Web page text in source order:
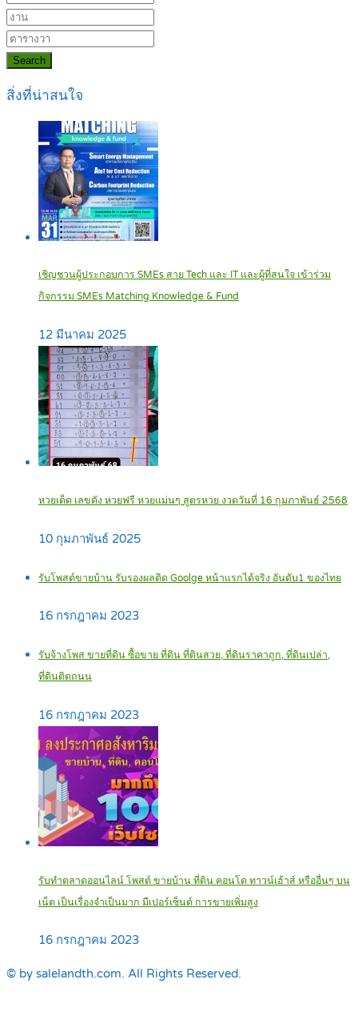
Search
สิ่งที่น่าสนใจ
เชิญชวนผู้ประกอบการ SMEs สาย Tech และ IT และผู้ที่สนใจ เข้าร่วม
กิจกรรม SMEs Matching Knowledge & Fund
12 มีนาคม 2025
หวยเด็ด เลขดัง หวยฟรี หวยแม่นๆ สูตรหวย งวดวันที่ 16 กุมภาพันธ์ 2568
10 กุมภาพันธ์ 2025
รับโพสต์ขายบ้าน รับรองผลติด Goolge หน้าแรกได้จริง อันดับ1 ของไทย
16 กรกฎาคม 2023
รับจ้างโพส ขายที่ดิน ซื้อขาย ที่ดิน ที่ดินสวย, ที่ดินราคาถูก, ที่ดินเปล่า,
ที่ดินติดถนน
16 กรกฎาคม 2023
รับทำตลาดออนไลน์ โพสต์ ขายบ้าน ที่ดิน คอนโด ทาวน์เฮ้าส์ หรืออื่นๆ บน
เน็ต เป็นเรื่องจำเป็นมาก มีเปอร์เซ็นต์ การขายเพิ่มสูง
16 กรกฎาคม 2023
© by salelandth.com. All Rights Reserved.